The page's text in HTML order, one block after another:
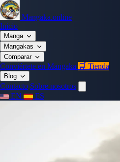
Mangaka.online
Inicio
Manga
Mangakas
Comparar
Conviértete en Mangaka 🛒 Tienda
Blog
Contacto Sobre nosotros
EN
ES